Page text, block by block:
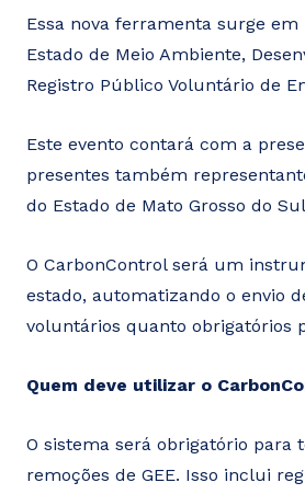
Essa nova ferramenta surge
Estado de Meio Ambiente,
Registro Público Voluntário de
Este evento contará com a
presentes também
do Estado de Mato Grosso do
O CarbonControl será um
estado, automatizando o envio
voluntários quanto obrigatórios
Quem deve utilizar o
O sistema será obrigatório para
remoções de GEE. Isso inclui